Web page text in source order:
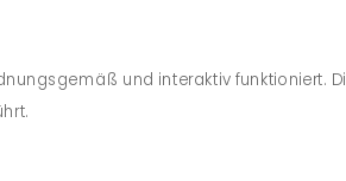
und interaktiv funktioniert.